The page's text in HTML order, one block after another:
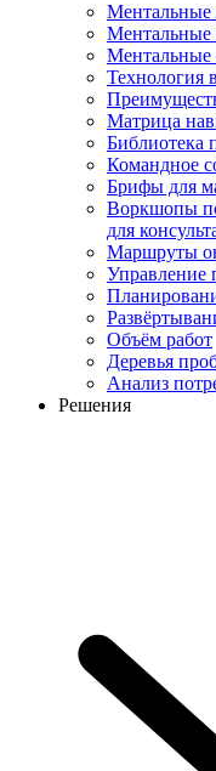
Ментальные
Ментальные
Ментальные
Технология
Матрица
Библиотека
Командное
Брифы для
Воркшопы
для
Маршруты
Управление
Объём работ
Деревья
Анализ
Решения